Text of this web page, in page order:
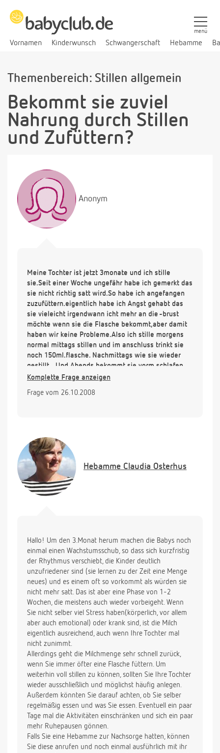
Vornamen Kinderwunsch Schwangerschaft Hebamme
menü
Themenbereich: Stillen allgemein
Bekommt sie zuviel
Nahrung durch Stillen
und Zufüttern?
Anonym
Meine Tochter ist jetzt 3monate und ich stille
sie.Seit einer Woche ungefähr habe ich gemerkt das
sie nicht richtig satt wird.So habe ich angefangen
zuzufüttern.eigentlich habe ich Angst gehabt das
sie vieleicht irgendwann icht mehr an die -brust
möchte wenn sie die Flasche bekommt,aber damit
haben wir keine Probleme.Also ich stille morgens
normal mittags stillen und im anschluss trinkt sie
noch 150ml.flasche. Nachmittags wie sie wieder
gestillt._Und Abends bekommt sie vorm schlafen
gehen eine Flasche.NAchts stille ich sie.Habe jetzt
stillen nochmal 150ml zu geben.ab und an ersetze
unmenegen an Stilltee,abe rirgendwie bringt das
nichts.Was haben sie für die Tipps das die milch
wieder mehr wid?Oder ist es so wenn sie weg geht
das sie auch nicht mehr kommt??
Komplette Frage anzeigen
Frage vom 26.10.2008
Hebamme Claudia Osterhus
Hallo! Um den 3.Monat herum machen die Babys noch
einmal einen Wachstumsschub, so dass sich kurzfristig
der Rhythmus verschiebt, die Kinder deutlich
unzufriedener sind (sie lernen zu der Zeit eine Menge
neues) und es einem oft so vorkommt als würden sie
nicht mehr satt. Das ist aber eine Phase von 1-2
Wochen, die meistens auch wieder vorbeigeht. Wenn
Sie nicht selber viel Stress haben(körperlich, vor allem
aber auch emotional) oder krank sind, ist die Milch
eigentlich ausreichend, auch wenn Ihre Tochter mal
nicht zunimmt.
Allerdings geht die Milchmenge sehr schnell zurück,
wenn Sie immer öfter eine Flasche füttern. Um
weiterhin voll stillen zu können, sollten Sie Ihre Tochter
wieder ausschließlich und möglichst häufig anlegen.
Außerdem könnten Sie darauf achten, ob Sie selber
regelmäßig essen und was Sie essen. Eventuell ein paar
Tage mal die Aktivitäten einschränken und sich ein paar
mehr Ruhepausen gönnen.
Falls Sie eine Hebamme zur Nachsorge hatten, können
Sie diese anrufen und noch einmal ausführlich mit ihr